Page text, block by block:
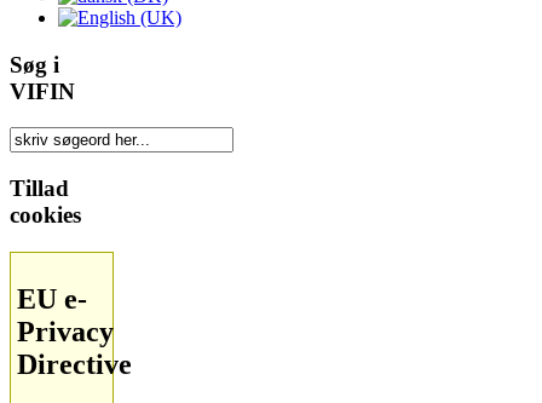
Søg i
VIFIN
Tillad
cookies
EU e-
Privacy
Directive